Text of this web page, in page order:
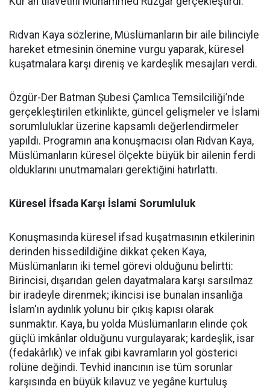
Rıdvan Kaya sözlerine, Müslümanların bir aile bilinciyle
hareket etmesinin önemine vurgu yaparak, küresel
kuşatmalara karşı direniş ve kardeşlik mesajları verdi.
Özgür-Der Batman Şubesi Çamlıca Temsilciliği’nde
gerçekleştirilen etkinlikte, güncel gelişmeler ve İslami
sorumluluklar üzerine kapsamlı değerlendirmeler
yapıldı. Programın ana konuşmacısı olan Rıdvan Kaya,
Müslümanların küresel ölçekte büyük bir ailenin ferdi
olduklarını unutmamaları gerektiğini hatırlattı.
Küresel İfsada Karşı İslami Sorumluluk
Konuşmasında küresel ifsad kuşatmasının etkilerinin
derinden hissedildiğine dikkat çeken Kaya,
Müslümanların iki temel görevi olduğunu belirtti:
Birincisi, dışarıdan gelen dayatmalara karşı sarsılmaz
bir iradeyle direnmek; ikincisi ise bunalan insanlığa
İslam'ın aydınlık yolunu bir çıkış kapısı olarak
sunmaktır. Kaya, bu yolda Müslümanların elinde çok
güçlü imkânlar olduğunu vurgulayarak; kardeşlik, isar
(fedakârlık) ve infak gibi kavramların yol gösterici
rolüne değindi. Tevhid inancının ise tüm sorunlar
karşısında en büyük kılavuz ve yegâne kurtuluş